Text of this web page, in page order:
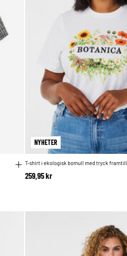
NYHETER
T-shirt i ekologisk bomull med tryck framtill
259,95 kr